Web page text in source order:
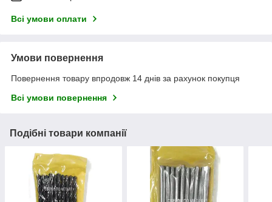
Всі умови оплати
Умови повернення
Повернення товару впродовж 14 днів за рахунок покупця
Всі умови повернення
Подібні товари компанії